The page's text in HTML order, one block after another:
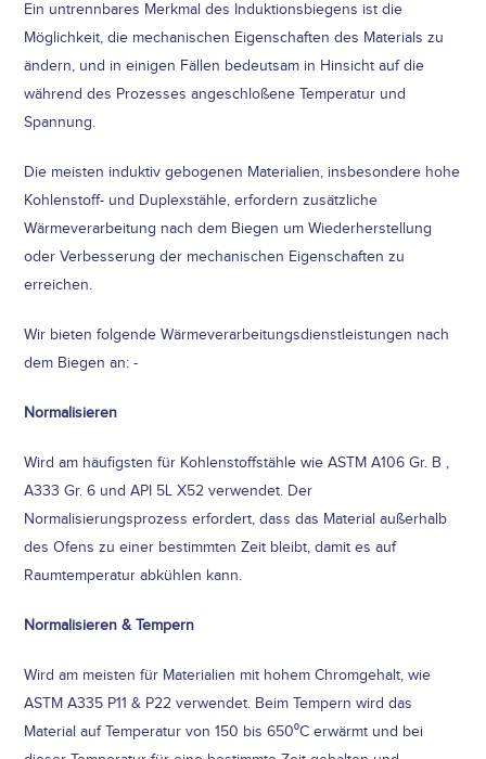
Ein untrennbares Merkmal des Induktionsbiegens ist die
Möglichkeit, die mechanischen Eigenschaften des Materials zu
ändern, und in einigen Fällen bedeutsam in Hinsicht auf die
während des Prozesses angeschloßene Temperatur und
Spannung.
Die meisten induktiv gebogenen Materialien, insbesondere hohe
Kohlenstoff- und Duplexstähle, erfordern zusätzliche
Wärmeverarbeitung nach dem Biegen um Wiederherstellung
oder Verbesserung der mechanischen Eigenschaften zu
erreichen.
Wir bieten folgende Wärmeverarbeitungsdienstleistungen nach
dem Biegen an: -
Normalisieren
Wird am häufigsten für Kohlenstoffstähle wie ASTM A106 Gr. B ,
A333 Gr. 6 und API 5L X52 verwendet. Der
Normalisierungsprozess erfordert, dass das Material außerhalb
des Ofens zu einer bestimmten Zeit bleibt, damit es auf
Raumtemperatur abkühlen kann.
Normalisieren & Tempern
Wird am meisten für Materialien mit hohem Chromgehalt, wie
ASTM A335 P11 & P22 verwendet. Beim Tempern wird das
Material auf Temperatur von 150 bis 650⁰C erwärmt und bei